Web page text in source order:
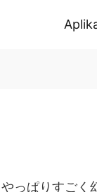
っぱりすごく